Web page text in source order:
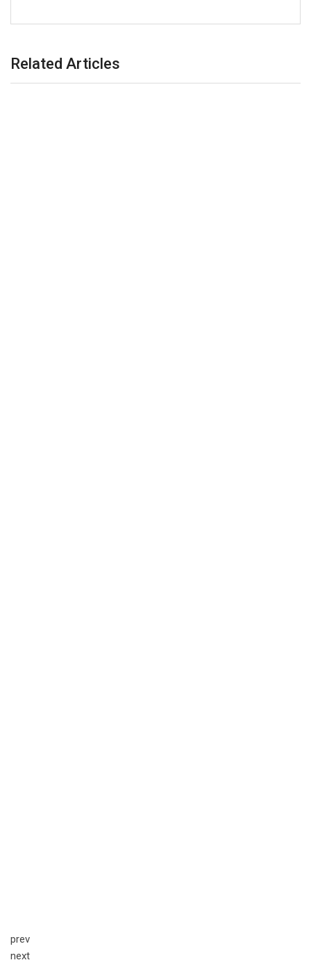
Related Articles
prev
next